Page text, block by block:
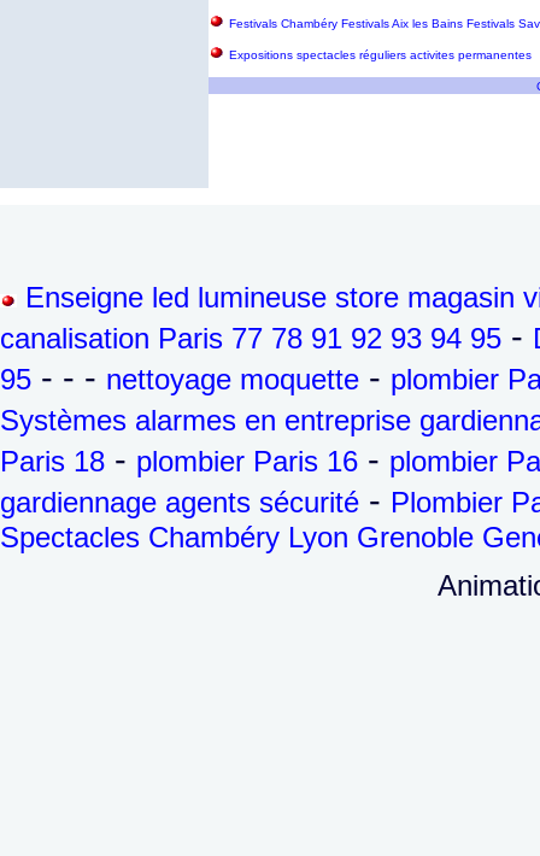
Festivals Chambéry Festivals Aix les Bains Festivals
Expositions spectacles réguliers activites permanentes
Enseigne led lumineuse store magasin
canalisation Paris 77 78 91 92 93 94 95 -
95 - - - nettoyage moquette - plombier
Systèmes alarmes en entreprise
Paris 18 - plombier Paris 16 - plombier
gardiennage agents sécurité - Plombier
Spectacles Chambéry Lyon Grenoble